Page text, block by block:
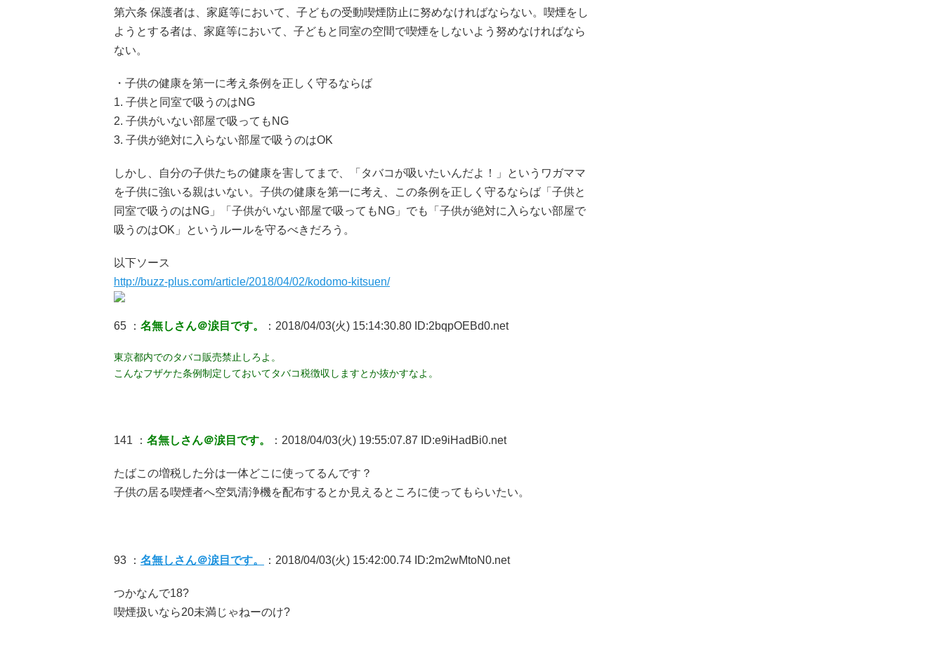
第六条 保護者は、家庭等において、子どもの受動喫煙防止に努めなければならない。喫煙をし
ようとする者は、家庭等において、子どもと同室の空間で喫煙をしないよう努めなければなら
ない。
・子供の健康を第一に考え条例を正しく守るならば
1. 子供と同室で吸うのはNG
2. 子供がいない部屋で吸ってもNG
3. 子供が絶対に入らない部屋で吸うのはOK
しかし、自分の子供たちの健康を害してまで、「タバコが吸いたいんだよ！」というワガママ
を子供に強いる親はいない。子供の健康を第一に考え、この条例を正しく守るならば「子供と
同室で吸うのはNG」「子供がいない部屋で吸ってもNG」でも「子供が絶対に入らない部屋で
吸うのはOK」というルールを守るべきだろう。
以下ソース
http://buzz-plus.com/article/2018/04/02/kodomo-kitsuen/
65 ： 名無しさん＠涙目です。 ：2018/04/03(火) 15:14:30.80 ID:2bqpOEBd0.net
東京都内でのタバコ販売禁止しろよ。
こんなフザケた条例制定しておいてタバコ税徴収しますとか抜かすなよ。
141 ： 名無しさん＠涙目です。 ：2018/04/03(火) 19:55:07.87 ID:e9iHadBi0.net
たばこの増税した分は一体どこに使ってるんです？
子供の居る喫煙者へ空気清浄機を配布するとか見えるところに使ってもらいたい。
93 ： 名無しさん＠涙目です。 ：2018/04/03(火) 15:42:00.74 ID:2m2wMtoN0.net
つかなんで18?
喫煙扱いなら20未満じゃねーのけ?